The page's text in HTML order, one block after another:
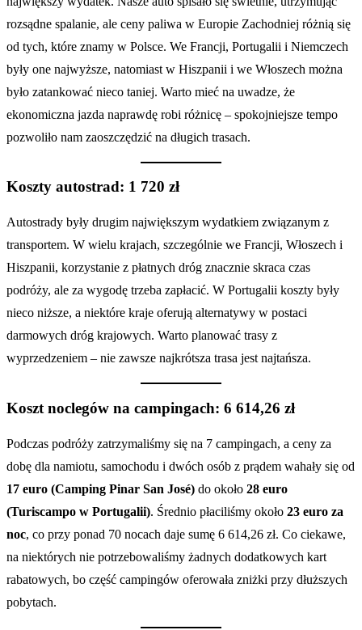
rozsądne spalanie, ale ceny paliwa w Europie Zachodniej różnią się
od tych, które znamy w Polsce. We Francji, Portugalii i Niemczech
były one najwyższe, natomiast w Hiszpanii i we Włoszech można
było zatankować nieco taniej. Warto mieć na uwadze, że
ekonomiczna jazda naprawdę robi różnicę – spokojniejsze tempo
pozwoliło nam zaoszczędzić na długich trasach.
Koszty autostrad: 1 720 zł
Autostrady były drugim największym wydatkiem związanym z
transportem. W wielu krajach, szczególnie we Francji, Włoszech i
Hiszpanii, korzystanie z płatnych dróg znacznie skraca czas
podróży, ale za wygodę trzeba zapłacić. W Portugalii koszty były
nieco niższe, a niektóre kraje oferują alternatywy w postaci
darmowych dróg krajowych. Warto planować trasy z
wyprzedzeniem – nie zawsze najkrótsza trasa jest najtańsza.
Koszt noclegów na campingach: 6 614,26 zł
Podczas podróży zatrzymaliśmy się na 7 campingach, a ceny za
dobę dla namiotu, samochodu i dwóch osób z prądem wahały się od
17 euro (Camping Pinar San José) do około 28 euro
(Turiscampo w Portugalii). Średnio płaciliśmy około 23 euro za
noc, co przy ponad 70 nocach daje sumę 6 614,26 zł. Co ciekawe,
na niektórych nie potrzebowaliśmy żadnych dodatkowych kart
rabatowych, bo część campingów oferowała zniżki przy dłuższych
pobytach.